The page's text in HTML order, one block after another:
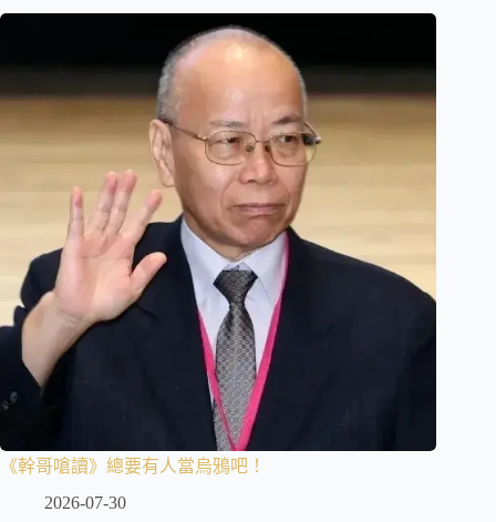
《幹哥嗆讀》總要有人當烏鴉吧！
2026-07-30